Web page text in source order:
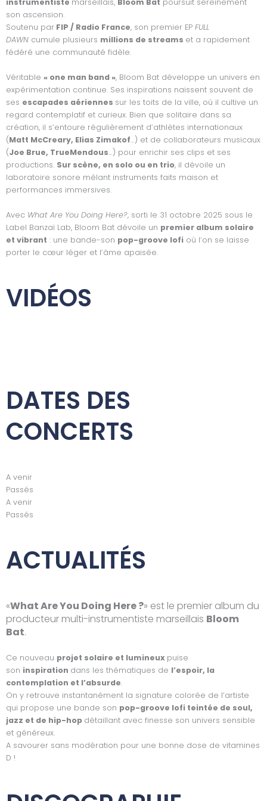
k a
m
son ascension.
Soutenu par FIP / Radio France, son premier EP FULL
DAWN cumule plusieurs millions de streams et a rapidement
fédéré une communauté fidèle.
Véritable « one man band », Bloom Bat développe un univers en
expérimentation continue. Ses inspirations naissent souvent de
ses escapades aériennes sur les toits de la ville, où il cultive un
regard contemplatif et curieux. Bien que solitaire dans sa
création, il s’entoure régulièrement d’athlètes internationaux
(Matt McCreary, Elias Zimakof…) et de collaborateurs musicaux
(Joe Brue, TrueMendous…) pour enrichir ses clips et ses
productions. Sur scène, en solo ou en trio, il dévoile un
laboratoire sonore mêlant instruments faits maison et
performances immersives.
Avec What Are You Doing Here?, sorti le 31 octobre 2025 sous le
Label Banzaï Lab, Bloom Bat dévoile un premier album solaire
et vibrant : une bande-son pop-groove lofi où l’on se laisse
porter le cœur léger et l’âme apaisée.
VIDÉOS
DATES DES
CONCERTS
A venir
Passés
A venir
Passés
ACTUALITÉS
«What Are You Doing Here ?» est le premier album du
producteur multi-instrumentiste marseillais Bloom
Bat.
Ce nouveau projet solaire et lumineux puise
son inspiration dans les thématiques de l’espoir, la
contemplation et l’absurde.
On y retrouve instantanément la signature colorée de l’artiste
qui propose une bande son pop-groove lofi teintée de soul,
jazz et de hip-hop détaillant avec finesse son univers sensible
et généreux.
A savourer sans modération pour une bonne dose de vitamines
D !